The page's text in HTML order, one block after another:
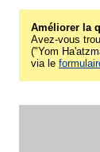
Améliorer la
Avez-vous
("Yom
via le